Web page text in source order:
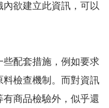
欲建立此資訊，可以
些配套措施，例如要求
檢查機制。而對資訊
商品檢驗外，似乎還